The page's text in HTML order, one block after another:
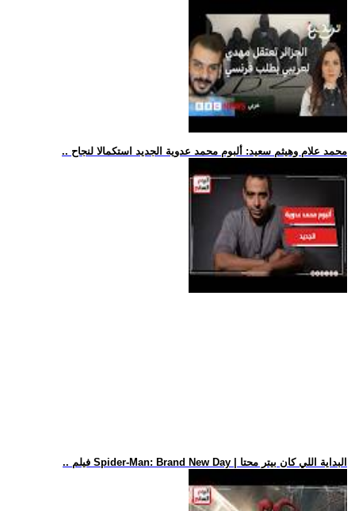
.. محمد علام وهيثم سعيد: ألبوم محمد عدوية الجديد استكمالا لنجاح
.. فيلم Spider-Man: Brand New Day | البداية اللي كان بيتر محتا